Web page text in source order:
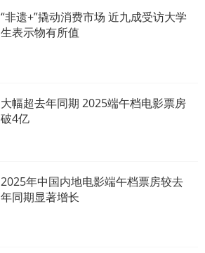
“非遗+”撬动消费市场 近九成受访大学
生表示物有所值
大幅超去年同期 2025端午档电影票房
破4亿
2025年中国内地电影端午档票房较去
年同期显著增长